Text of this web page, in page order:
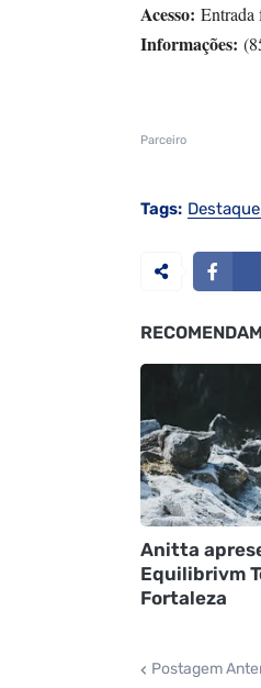
Acesso: Entrada
Informações:
Parceiro
Tags: Destaque
Anitta
Equilibrivm
Fortaleza
Postagem